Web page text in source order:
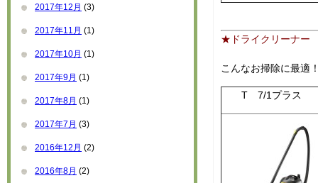
2017年12月 (3)
2017年11月 (1)
2017年10月 (1)
2017年9月 (1)
2017年8月 (1)
2017年7月 (3)
2016年12月 (2)
2016年8月 (2)
★ドライクリーナー
こんなお掃除に最適
T 7/1プラス